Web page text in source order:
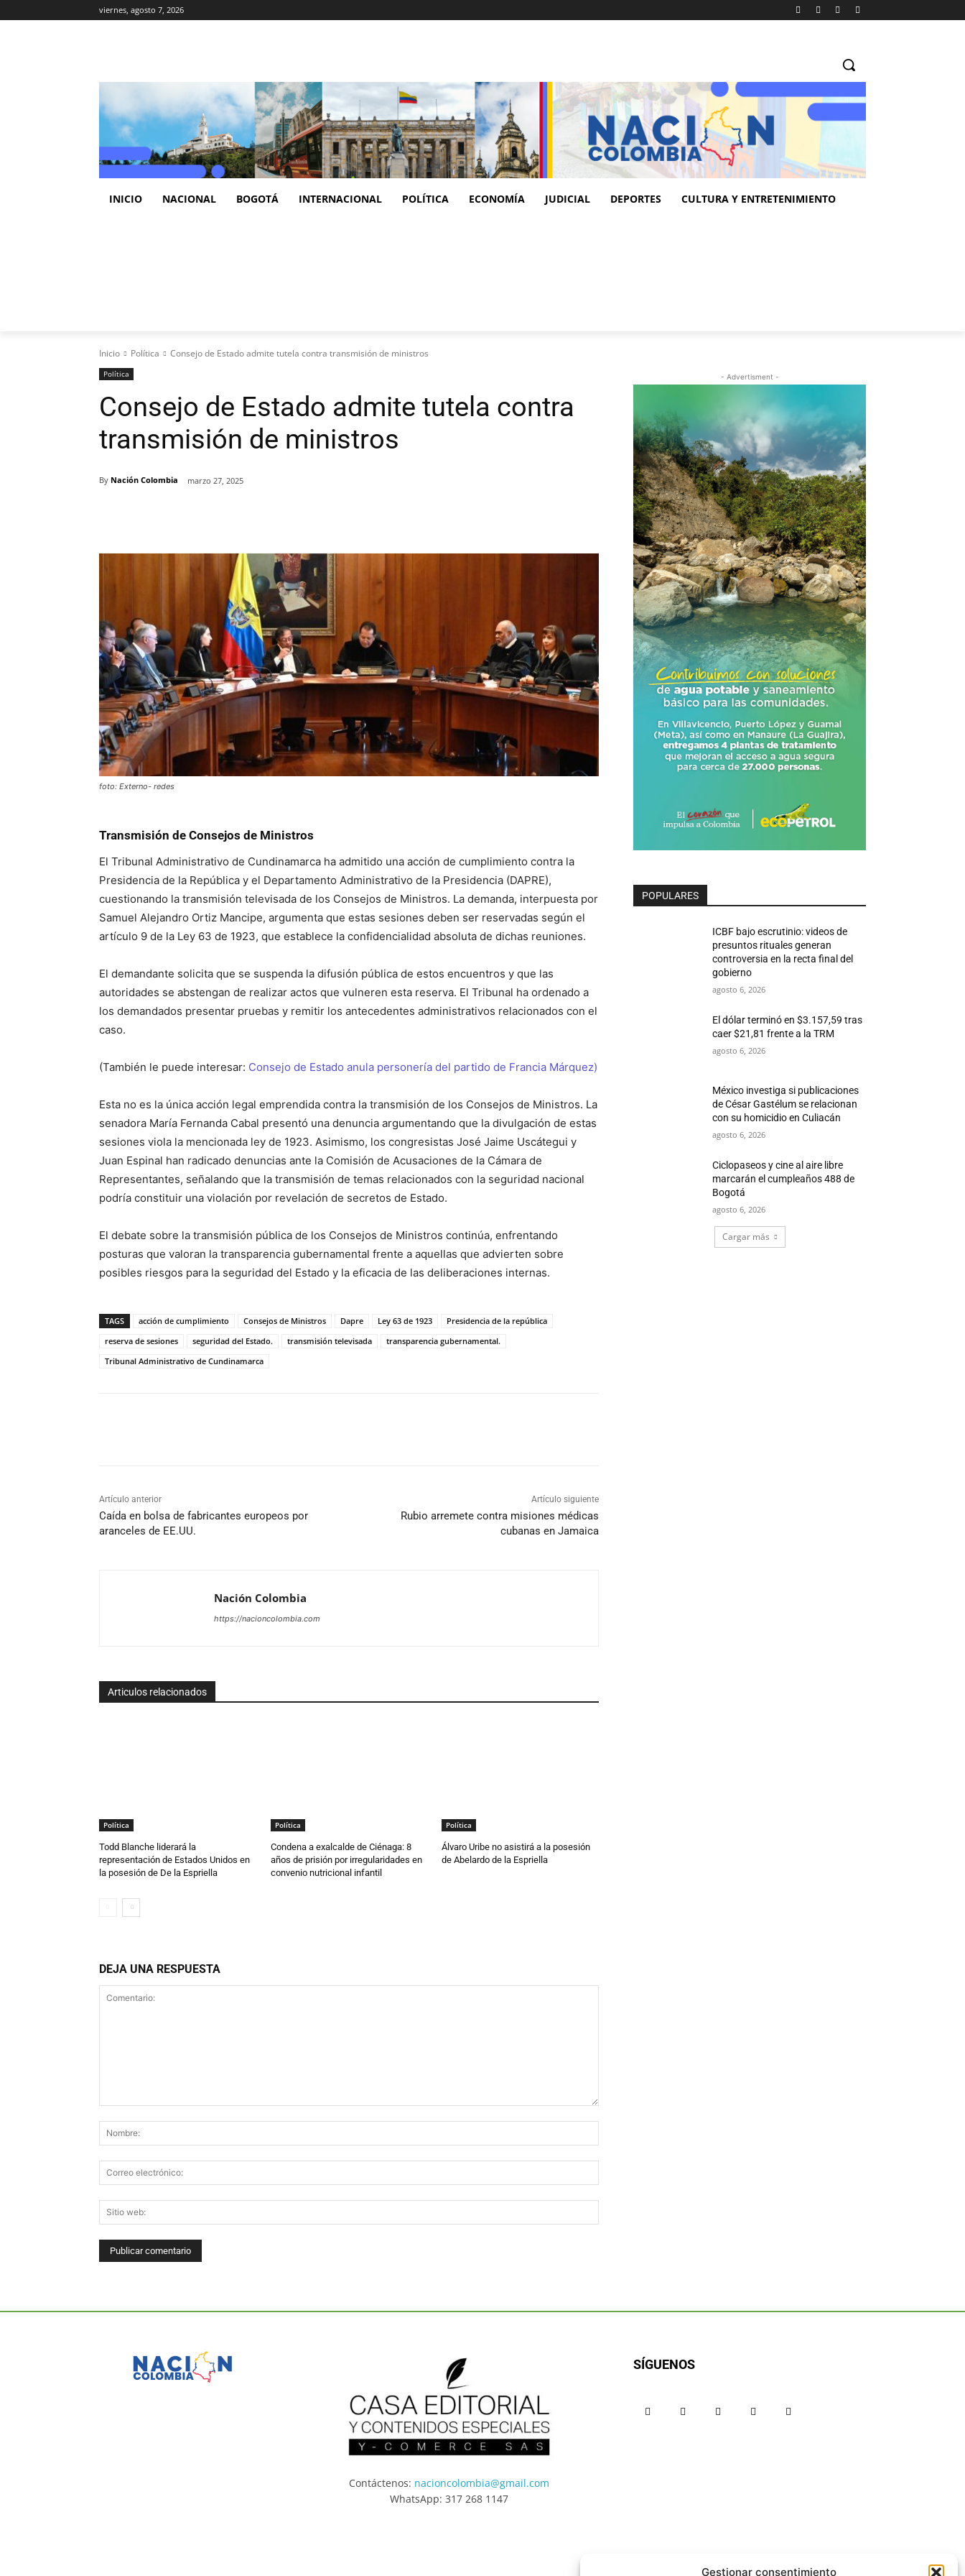
Gestionar consentimiento
viernes, agosto 7, 2026
INICIO NACIONAL BOGOTÁ INTERNACIONAL POLÍTICA ECONOMÍA JUDICIAL DEPORTES CULTURA Y ENTRETENIMIENTO
Inicio Política Consejo de Estado admite tutela contra transmisión de ministros
Política
Consejo de Estado admite tutela contra
transmisión de ministros
By Nación Colombia marzo 27, 2025
foto: Externo- redes
Transmisión de Consejos de Ministros
El Tribunal Administrativo de Cundinamarca ha admitido una acción de cumplimiento contra la
Presidencia de la República y el Departamento Administrativo de la Presidencia (DAPRE),
cuestionando la transmisión televisada de los Consejos de Ministros. La demanda, interpuesta por
Samuel Alejandro Ortiz Mancipe, argumenta que estas sesiones deben ser reservadas según el
artículo 9 de la Ley 63 de 1923, que establece la confidencialidad absoluta de dichas reuniones.
El demandante solicita que se suspenda la difusión pública de estos encuentros y que las
autoridades se abstengan de realizar actos que vulneren esta reserva. El Tribunal ha ordenado a
los demandados presentar pruebas y remitir los antecedentes administrativos relacionados con el
caso.
(También le puede interesar: Consejo de Estado anula personería del partido de Francia Márquez)
Esta no es la única acción legal emprendida contra la transmisión de los Consejos de Ministros. La
senadora María Fernanda Cabal presentó una denuncia argumentando que la divulgación de estas
sesiones viola la mencionada ley de 1923. Asimismo, los congresistas José Jaime Uscátegui y
Juan Espinal han radicado denuncias ante la Comisión de Acusaciones de la Cámara de
Representantes, señalando que la transmisión de temas relacionados con la seguridad nacional
podría constituir una violación por revelación de secretos de Estado.
El debate sobre la transmisión pública de los Consejos de Ministros continúa, enfrentando
posturas que valoran la transparencia gubernamental frente a aquellas que advierten sobre
posibles riesgos para la seguridad del Estado y la eficacia de las deliberaciones internas.
TAGS acción de cumplimiento Consejos de Ministros Dapre Ley 63 de 1923
Presidencia de la república
reserva de sesiones
seguridad del Estado.​ transmisión televisada
transparencia gubernamental.
Tribunal Administrativo de Cundinamarca
Artículo anterior
Caída en bolsa de fabricantes europeos por
aranceles de EE.UU.
Artículo siguiente
Rubio arremete contra misiones médicas
cubanas en Jamaica
Nación Colombia
https://nacioncolombia.com
Articulos relacionados
Política
Todd Blanche liderará la
representación de Estados Unidos en
la posesión de De la Espriella
Política
Condena a exalcalde de Ciénaga: 8
años de prisión por irregularidades en
convenio nutricional infantil
Política
Álvaro Uribe no asistirá a la posesión
de Abelardo de la Espriella
DEJA UNA RESPUESTA
electrónico:
web:
- Advertisment -
POPULARES
ICBF bajo escrutinio: videos de
presuntos rituales generan
controversia en la recta final del
gobierno
agosto 6, 2026
El dólar terminó en $3.157,59 tras
caer $21,81 frente a la TRM
agosto 6, 2026
México investiga si publicaciones
de César Gastélum se relacionan
con su homicidio en Culiacán
agosto 6, 2026
Ciclopaseos y cine al aire libre
marcarán el cumpleaños 488 de
Bogotá
agosto 6, 2026
Cargar más
Contáctenos: nacioncolombia@gmail.com
WhatsApp: 317 268 1147
SÍGUENOS